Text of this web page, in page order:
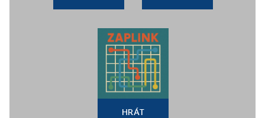
HRÁT